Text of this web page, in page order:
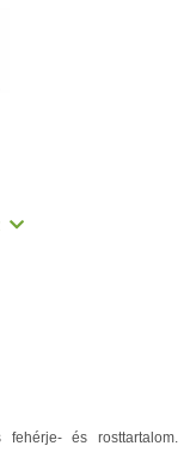
és rosttartalom.